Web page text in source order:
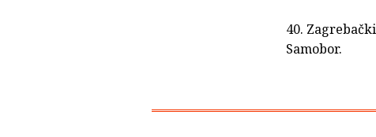
40.
Samobor.